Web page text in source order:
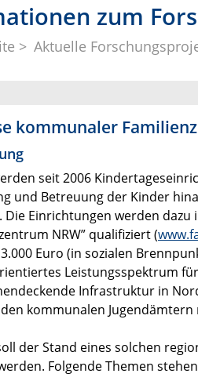
zum
Aktuelle
kommunaler
seit 2006
und Betreuung der Kinder
Einrichtungen werden
NRW” qualifiziert (
Euro (in sozialen
Leistungsspektrum
Infrastruktur in
kommunalen
der Stand eines solchen
Folgende Themen